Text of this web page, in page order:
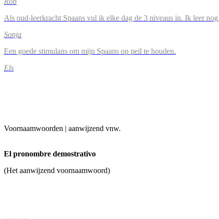
Als oud-leerkracht Spaans vul ik elke dag de 3 niveaus in. Ik leer
Sonja
Een goede stimulans om mijn Spaans op peil te houden.
Els
Voornaamwoorden | aanwijzend vnw.
El pronombre demostrativo
(Het aanwijzend voornaamwoord)